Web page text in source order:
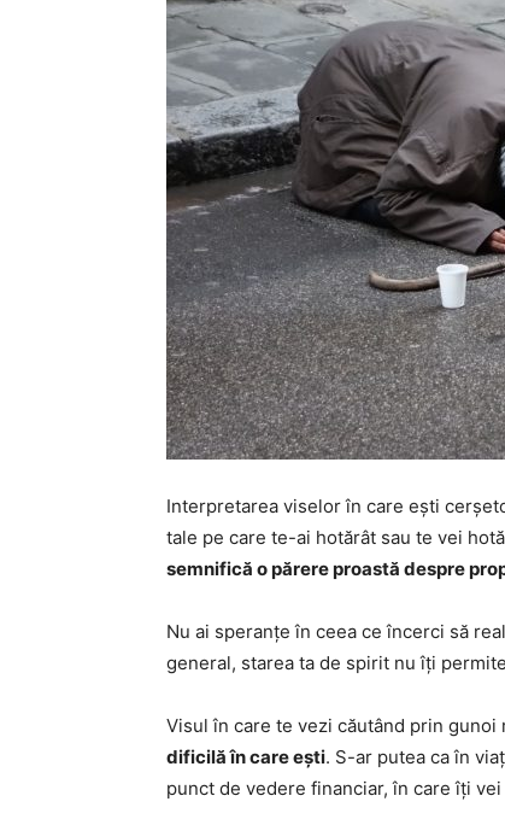
Interpretarea viselor în care ești
tale pe care te-ai hotărât sau te vei
semnifică o părere proastă despre
Nu ai speranțe în ceea ce încerci să
general, starea ta de spirit nu îți
Visul în care te vezi căutând prin gunoi
dificilă în care ești. S-ar putea ca în
punct de vedere financiar, în care îți